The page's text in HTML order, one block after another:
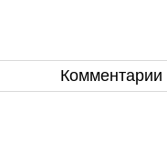
Комментарии